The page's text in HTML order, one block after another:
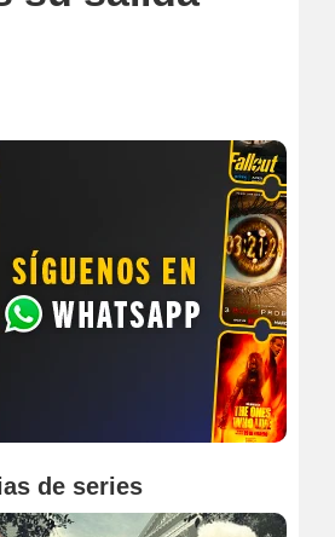
de series